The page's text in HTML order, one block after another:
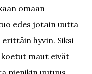
omaan
edes jotain uutta
hyvin. Siksi
maut eivät